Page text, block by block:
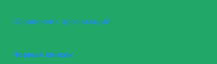
Справочник организаций
Черный список